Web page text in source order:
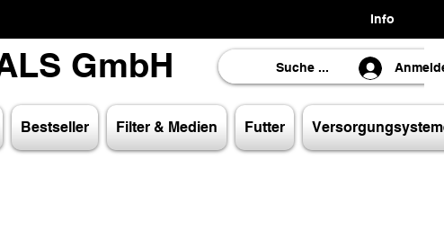
Info
GmbH
GmbH
Bestseller Filter & Medien Futter